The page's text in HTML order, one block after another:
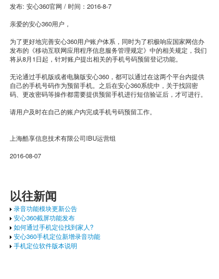
发布: 安心360官网 / 时间：2016-8-7
亲爱的安心360用户，
为了更好地完善安心360用户账户体系，同时为了积极响应国家网信办
发布的《移动互联网应用程序信息服务管理规定》中的相关规定，我们
将从8月1日起，针对账户提出相关的手机号码预留登记功能。
无论通过手机版或者电脑版安心360，都可以通过在这两个平台内提供
自己的手机号码作为预留手机。之后在安心360系统中，关于找回密
码、更改密码等操作都需要提供预留手机进行短信验证后，才可进行。
请用户及时在自己的账户内完成手机号码预留工作。
上海酷享信息技术有限公司IBU运营组
2016-08-07
以往新闻
录音功能模块更新公告
安心360截屏功能发布
如何通过手机定位找到家人?
安心360手机定位新增录音功能
手机定位软件版本说明